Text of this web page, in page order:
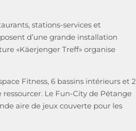
stations-services et
d’une grande installation
«Käerjenger Treff» organise
Fitness, 6 bassins intérieurs et 2
ressourcer. Le Fun-City de Pétange
aire de jeux couverte pour les